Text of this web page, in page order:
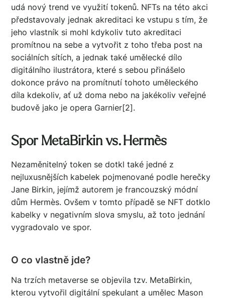
udá nový trend ve využití tokenů. NFTs na této akci
představovaly jednak akreditaci ke vstupu s tím, že
jeho vlastník si mohl kdykoliv tuto akreditaci
promítnou na sebe a vytvořit z toho třeba post na
sociálních sítích, a jednak také umělecké dílo
digitálního ilustrátora, které s sebou přinášelo
dokonce právo na promítnutí tohoto uměleckého
díla kdekoliv, ať už doma nebo na jakékoliv veřejné
budově jako je opera Garnier[2].
Spor MetaBirkin vs. Hermès
Nezaměnitelný token se dotkl také jedné z
nejluxusnějších kabelek pojmenované podle herečky
Jane Birkin, jejímž autorem je francouzský módní
dům Hermès. Ovšem v tomto případě se NFT dotklo
kabelky v negativním slova smyslu, až toto jednání
vygradovalo ve spor.
O co vlastně jde?
Na trzích metaverse se objevila tzv. MetaBirkin,
kterou vytvořil digitální spekulant a umělec Mason